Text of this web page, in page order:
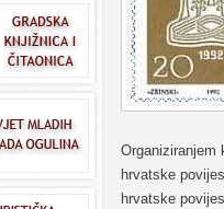
Organiziranjem
hrvatske
hrvatske